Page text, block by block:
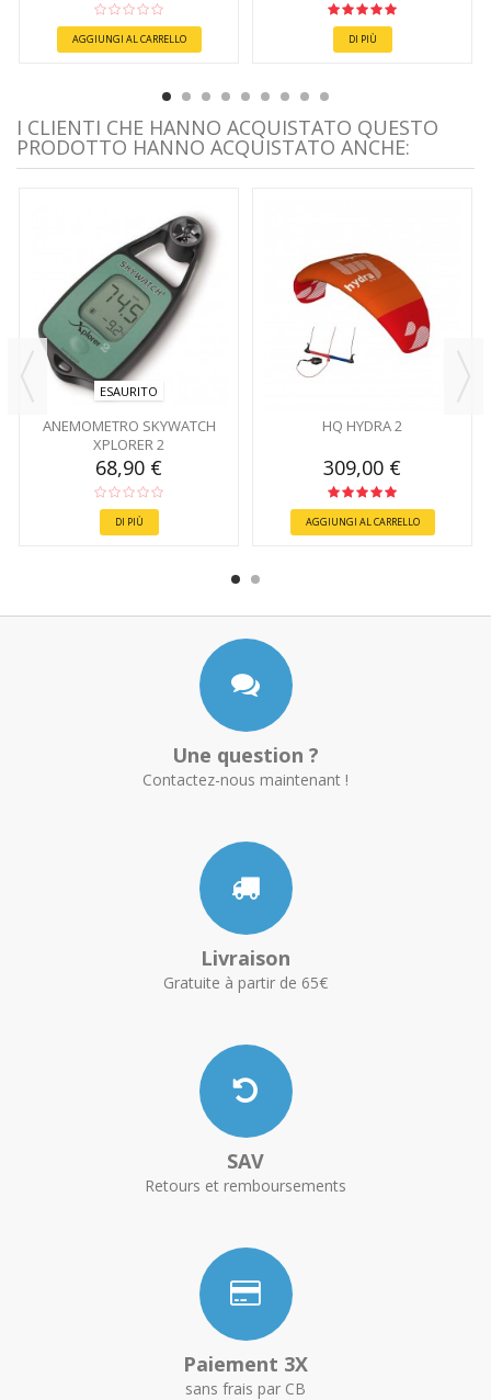
AGGIUNGI AL CARRELLO DI PIÙ
I CLIENTI CHE HANNO ACQUISTATO QUESTO
PRODOTTO HANNO ACQUISTATO ANCHE:
ESAURITO
ANEMOMETRO SKYWATCH
XPLORER 2
68,90 €
DI PIÙ
HQ HYDRA 2
309,00 €
AGGIUNGI AL CARRELLO
Une question ?
Contactez-nous maintenant !
Livraison
Gratuite à partir de 65€
SAV
Retours et remboursements
Paiement 3X
sans frais par CB